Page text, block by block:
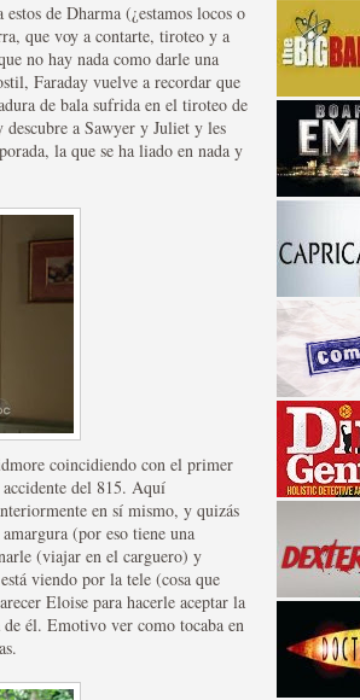
de
de Dharma (¿estamos locos o
que voy a contarte, tiroteo y a
no hay nada como darle una
Faraday vuelve a recordar que
de bala sufrida en el tiroteo de
descubre a Sawyer y Juliet y les
la que se ha liado en nada y
coincidiendo con el primer
accidente del 815. Aquí
en sí mismo, y quizás
(por eso tiene una
(viajar en el carguero) y
viendo por la tele (cosa que
Eloise para hacerle aceptar la
de él. Emotivo ver como tocaba en